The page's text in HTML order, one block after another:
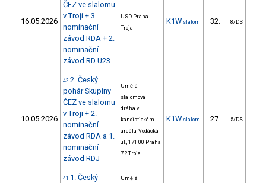
16.05.2026
ČEZ ve slalomu
v Troji + 3.
nominační
závod RDA + 2.
nominační
závod RD U23
USD Praha
Troja
K1W slalom 32. 8/DS
10.05.2026
42 2. Český
pohár Skupiny
ČEZ ve slalomu
v Troji + 2.
nominační
závod RDA a 1.
nominační
závod RDJ
Umělá
slalomová
dráha v
kanoistickém
areálu, Vodácká
ul., 171 00 Praha
7 ? Troja
K1W slalom 27. 5/DS
41 1. Český
Umělá